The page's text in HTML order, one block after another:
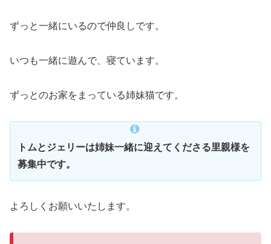
ずっと一緒にいるので仲良しです。
いつも一緒に遊んで、寝ています。
ずっとのお家をまっている姉妹猫です。
トムとジェリーは姉妹一緒に迎えてくださる里親様を
募集中です。
よろしくお願いいたします。